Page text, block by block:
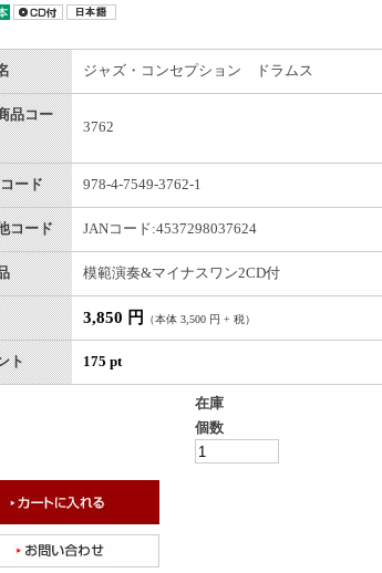
ジャズ・コンセプション ドラムス
品コー
3762
ード 978-4-7549-3762-1
コード JANコード:4537298037624
模範演奏&マイナスワン2CD付
3,850 円 （本体 3,500 円 + 税）
ト 175 pt
在庫
個数